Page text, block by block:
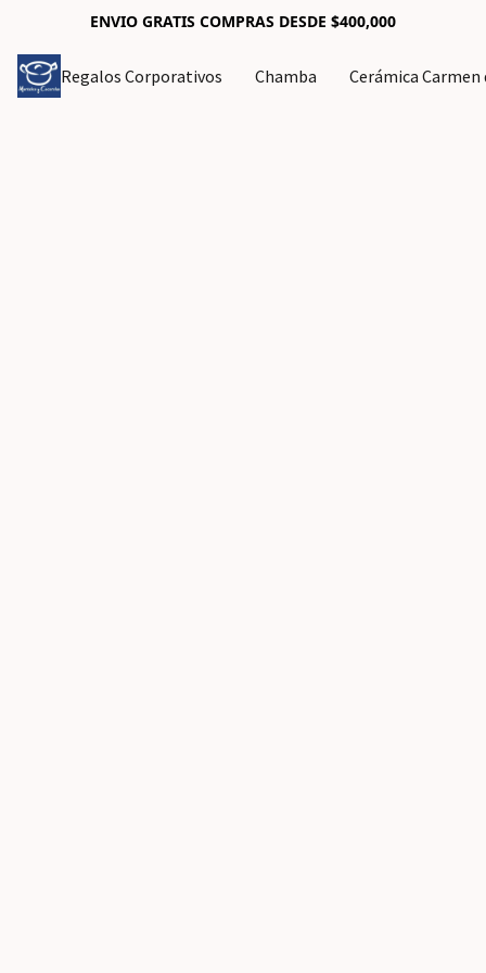
ENVIO GRATIS COMPRAS DESDE $400,000
Regalos Corporativos Chamba Cerámica Carmen